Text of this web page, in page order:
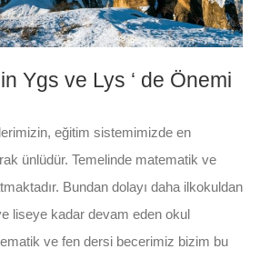
Ygs ve Lys ‘ de Önemi
eğitim sistemimizde en
ünlüdür. Temelinde matematik ve
Bundan dolayı daha ilkokuldan
liseye kadar devam eden okul
ve fen dersi becerimiz bizim bu